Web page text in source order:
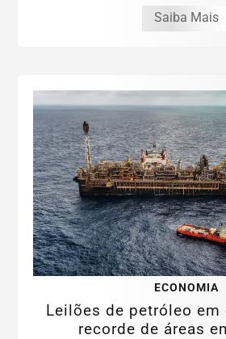
Saiba Mais
ECONOMIA
Leilões de petróleo em
recorde de áreas